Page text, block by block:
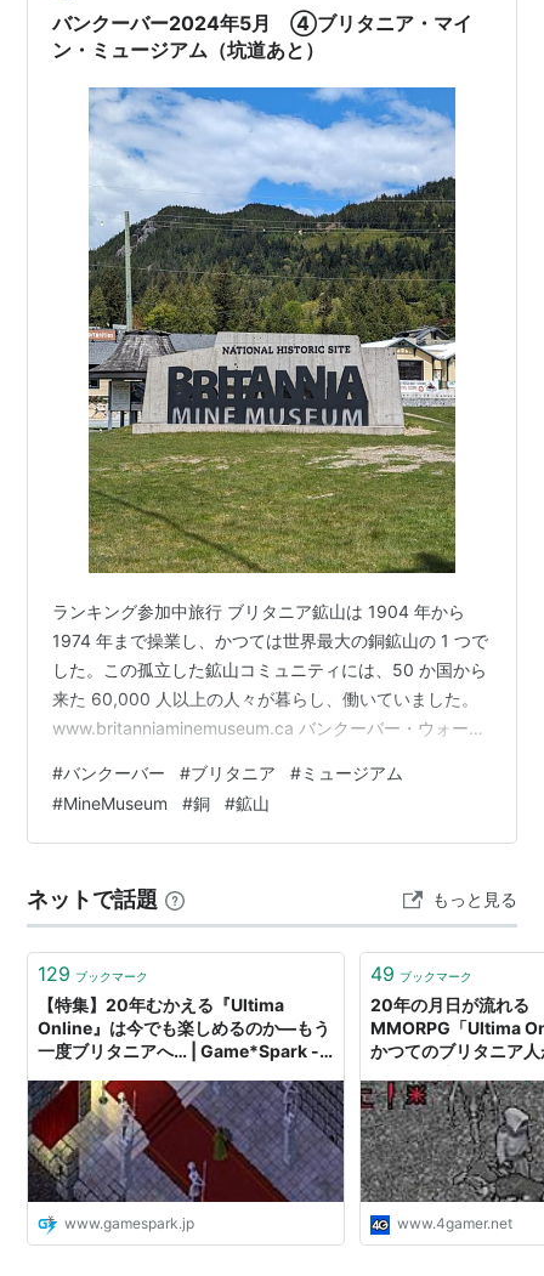
そのた地名
ゲームの舞台 → 「ウルティマ」日本版1987〜
アニメの舞台 → 「コードギアス 反逆のルルーシュ
2006〜
バンクーバー2024年5月 ④ブリタニア・マイ
ン・ミュージアム（坑道あと）
ランキング参加中旅行 ブリタニア鉱山は 1904 年から
1974 年まで操業し、かつては世界最大の銅鉱山の 1 つで
した。この孤立した鉱山コミュニティには、50 か国から
来た 60,000 人以上の人々が暮らし、働いていました。
www.britanniaminemuseum.ca バンクーバー・ウォータ
Sky Highway 99より、こちらが入り口。 鉱山全体から
見ればほんの一角なのだが、砕石はこの斜めの建屋に集
められる。この中で何段階も砕かれながら徐々に下層階
鉱石を運ぶダン…
#バンクーバー #ブリタニア #ミュージアム
#MineMuseum #銅 #鉱山
ネットで話題 もっと見る
129 ブックマーク
【特集】20年むかえる『Ultima
Online』は今でも楽しめるのか―もう
一度ブリタニアへ… | Game*Spark -
www.gamespark.jp
49 ブックマーク
20年の月日が流れる
MMORPG「Ultima
かつてのブリタニア
www.4gamer.net